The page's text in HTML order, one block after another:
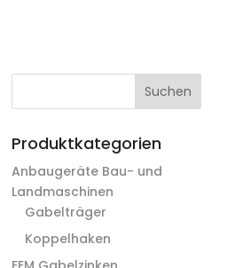
Suchen
Produktkategorien
Anbaugeräte Bau- und
Landmaschinen
Gabelträger
Koppelhaken